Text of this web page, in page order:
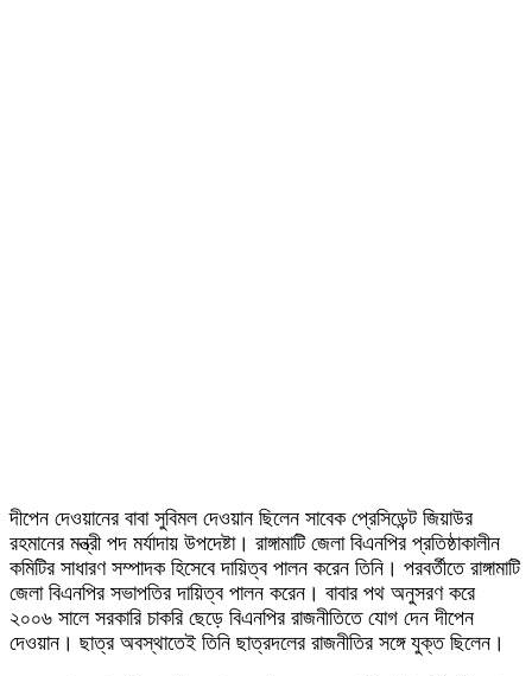
দীপেন দেওয়ানের বাবা সুবিমল দেওয়ান ছিলেন সাবেক প্রেসিডেন্ট জিয়াউর
রহমানের মন্ত্রী পদ মর্যাদায় উপদেষ্টা। রাঙ্গামাটি জেলা বিএনপির প্রতিষ্ঠাকালীন
কমিটির সাধারণ সম্পাদক হিসেবে দায়িত্ব পালন করেন তিনি। পরবর্তীতে রাঙ্গামাটি
জেলা বিএনপির সভাপতির দায়িত্ব পালন করেন। বাবার পথ অনুসরণ করে
২০০৬ সালে সরকারি চাকরি ছেড়ে বিএনপির রাজনীতিতে যোগ দেন দীপেন
দেওয়ান। ছাত্র অবস্থাতেই তিনি ছাত্রদলের রাজনীতির সঙ্গে যুক্ত ছিলেন।